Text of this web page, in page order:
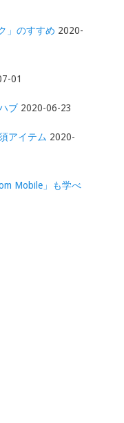
」のすすめ 2020-
01
ブ 2020-06-23
アイテム 2020-
Mobile」も学べ